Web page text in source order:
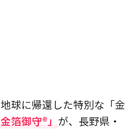
球に帰還した特別な「金
箔御守®」 が、長野県・